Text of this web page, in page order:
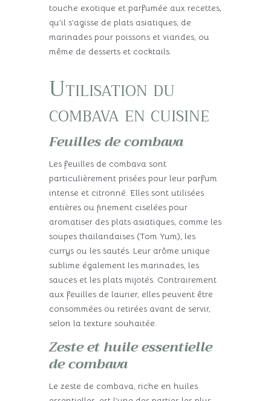
touche exotique et parfumée aux recettes,
qu’il s’agisse de plats asiatiques, de
marinades pour poissons et viandes, ou
même de desserts et cocktails.
Utilisation du
combava en cuisine
Feuilles de combava
Les feuilles de combava sont
particulièrement prisées pour leur parfum
intense et citronné. Elles sont utilisées
entières ou finement ciselées pour
aromatiser des plats asiatiques, comme les
soupes thaïlandaises (Tom Yum), les
currys ou les sautés. Leur arôme unique
sublime également les marinades, les
sauces et les plats mijotés. Contrairement
aux feuilles de laurier, elles peuvent être
consommées ou retirées avant de servir,
selon la texture souhaitée.
Zeste et huile essentielle
de combava
Le zeste de combava, riche en huiles